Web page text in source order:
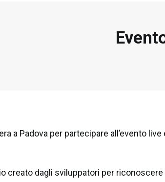
a Padova per partecipare all’evento
creato dagli sviluppatori per